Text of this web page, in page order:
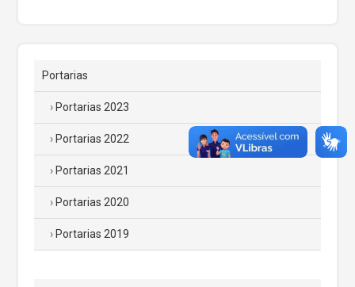
Portarias
Portarias 2023
Portarias 2022
Portarias 2021
Portarias 2020
Portarias 2019